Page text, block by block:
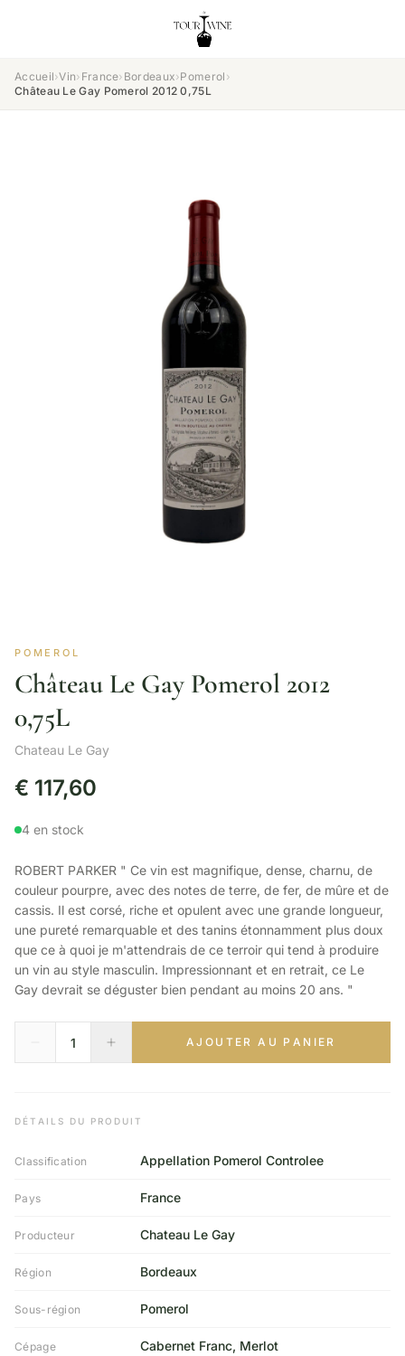
Accueil›Vin› France› Bordeaux›Pomerol ›
Château Le Gay Pomerol 2012 0,75L
POMEROL
Château Le Gay Pomerol 2012
0,75L
Chateau Le Gay
€ 117,60
4 en stock
ROBERT PARKER " Ce vin est magnifique, dense, charnu, de
couleur pourpre, avec des notes de terre, de fer, de mûre et de
cassis. Il est corsé, riche et opulent avec une grande longueur,
une pureté remarquable et des tanins étonnamment plus doux
que ce à quoi je m'attendrais de ce terroir qui tend à produire
un vin au style masculin. Impressionnant et en retrait, ce Le
Gay devrait se déguster bien pendant au moins 20 ans. "
AJOUTER AU PANIER
DÉTAILS DU PRODUIT
Classification Appellation Pomerol Controlee
Pays France
Producteur Chateau Le Gay
Région Bordeaux
Sous-région Pomerol
Cépage Cabernet Franc, Merlot